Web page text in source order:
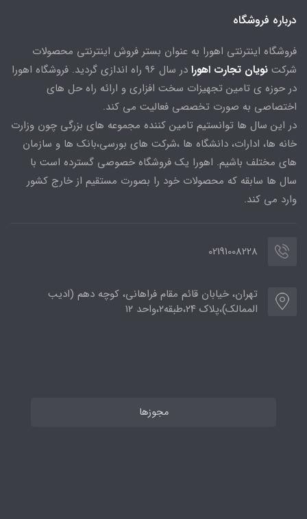
درباره فروشگاه
فروشگاه اینترنتی اهورا به عنوان بستر فروش اینترنتی محصولات
شرکت نویان تجارت اهورا
در سال 96 راه اندازی گردید. فروشگاه اهورا
در حوزه ی تامین تجهیزات سخت افزاری و ارائه راه حل های
اختصاصی به صورت تخصصی فعالیت می کند.
در این سال ها توانستیم تامین کننده مجموعه های بزرگی چون وزارت
خانه ها، ادارات، دانشگاه ها ،شرکت های بورسی،بانک ها و سازمان
های مختلف باشیم. اهورا یک فروشگاه خصوصی گسترده است با
سال ها سابقه که محصولات خود را بصورت مستقیم از خارج کشور
وارد می کند.
02191008228
تهران، خیابان قائم مقام فراهانی، کوچه دهم (ادیب
الممالک)،پلاک ۲۴،طبقه۲،واحد ۱۲
مجوزها